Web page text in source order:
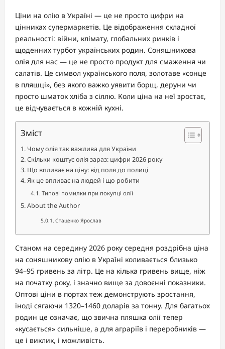
Ціни на олію в Україні — це не просто цифри на
цінниках супермаркетів. Це відображення складної
реальності: війни, клімату, глобальних ринків і
щоденних турбот українських родин. Соняшникова
олія для нас — це не просто продукт для смаження чи
салатів. Це символ українського поля, золотаве «сонце
в пляшці», без якого важко уявити борщ, деруни чи
просто шматок хліба з сіллю. Коли ціна на неї зростає,
це відчувається в кожній кухні.
Зміст
Чому олія так важлива для України
Скільки коштує олія зараз: цифри 2026 року
Що впливає на ціну: від поля до полиці
Як це впливає на людей і що робити
Типові помилки при покупці олії
About the Author
Стаценко Ярослав
Станом на середину 2026 року середня роздрібна ціна
на соняшникову олію в Україні коливається близько
94–95 гривень за літр. Це на кілька гривень вище, ніж
на початку року, і значно вище за довоєнні показники.
Оптові ціни в портах теж демонструють зростання,
іноді сягаючи 1320–1460 доларів за тонну. Для багатьох
родин це означає, що звична пляшка олії тепер
«кусається» сильніше, а для аграріїв і переробників —
це і виклик, і можливість.